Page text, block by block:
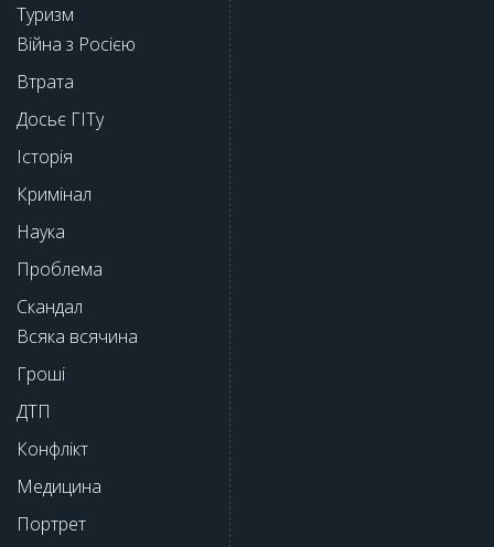
Туризм
Війна з Росією
Втрата
Досьє ГІТу
Історія
Кримінал
Наука
Проблема
Скандал
Всяка всячина
Гроші
ДТП
Конфлікт
Медицина
Портрет